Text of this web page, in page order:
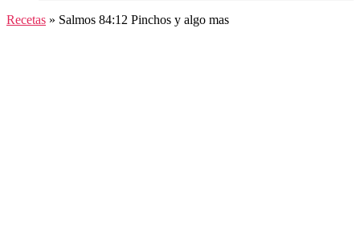
Recetas » Salmos 84:12 Pinchos y algo mas